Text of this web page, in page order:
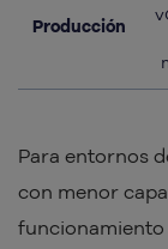
Producción
Para entornos
con menor
funcionamiento